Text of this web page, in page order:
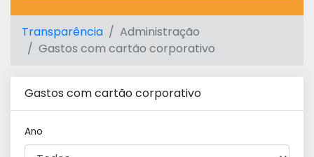
Transparência
Administração
Gastos com cartão corporativo
Gastos com cartão corporativo
Ano